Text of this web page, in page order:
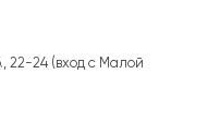
22-24 (вход с Малой